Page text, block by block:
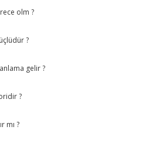
olm ?
?
gelir ?
?
mı ?